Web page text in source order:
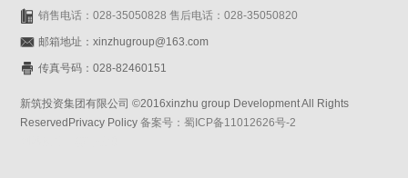
销售电话：028-35050828 售后电话：028-35050820
邮箱地址：xinzhugroup@163.com
传真号码：028-82460151
新筑投资集团有限公司 ©2016xinzhu group Development All Rights
ReservedPrivacy Policy备案号：蜀ICP备11012626号-2